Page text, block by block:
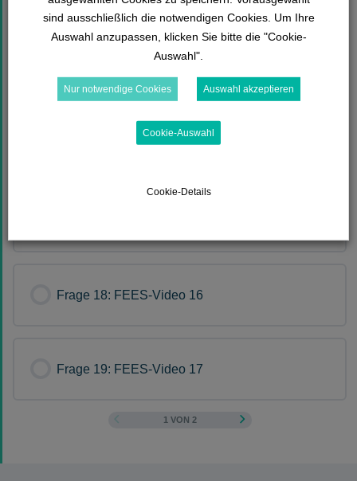
Frage 16: FEES-Video 14
Frage 18: FEES-Video 16
Frage 19: FEES-Video 17
1 VON 2
sind ausschließlich die notwendigen Cookies. Um Ihre
Auswahl anzupassen, klicken Sie bitte die "Cookie-
Auswahl".
Nur notwendige Cookies Auswahl akzeptieren
Cookie-Auswahl
Cookie-Details